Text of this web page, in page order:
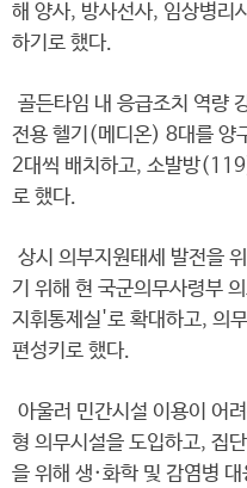
해 양사, 방사선사, 임상병리
하기로 했다.
골든타임 내 응급조치 역량
전용 헬기(메디온) 8대를 양
2대씩 배치하고, 소발방
로 했다.
상시 의부지원태세 발전을
기 위해 현 국군의무사령부
지휘통제실'로 확대하고, 의
편성키로 했다.
아울러 민간시설 이용이 어
형 의무시설을 도입하고, 집
을 위해 생·화학 및 감염병